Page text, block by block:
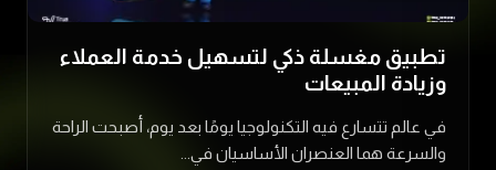
تطبيق مغسلة ذكي لتسهيل خدمة العملاء
وزيادة المبيعات
في عالم تتسارع فيه التكنولوجيا يومًا بعد يوم، أصبحت الراحة
والسرعة هما العنصران الأساسيان في...